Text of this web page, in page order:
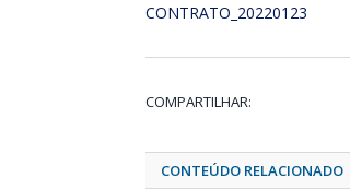
CONTRATO_20220123
COMPARTILHAR:
CONTEÚDO RELACIONADO